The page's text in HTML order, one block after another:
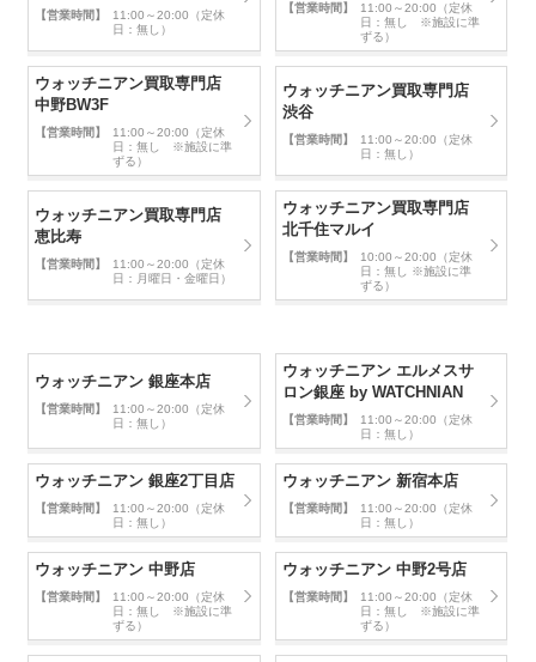
【営業時間】
11:00～20:00（定休
日：無し）
【営業時間】
11:00～20:00（定休
日：無し ※施設に準
ずる）
ウォッチニアン買取専門店
中野BW3F
【営業時間】
11:00～20:00（定休
日：無し ※施設に準
ずる）
ウォッチニアン買取専門店
渋谷
【営業時間】
11:00～20:00（定休
日：無し）
ウォッチニアン買取専門店
恵比寿
【営業時間】
11:00～20:00（定休
日：月曜日・金曜日）
ウォッチニアン買取専門店
北千住マルイ
【営業時間】
10:00～20:00（定休
日：無し ※施設に準
ずる）
ウォッチニアン 銀座本店
【営業時間】
11:00～20:00（定休
日：無し）
ウォッチニアン エルメスサ
ロン銀座 by WATCHNIAN
【営業時間】
11:00～20:00（定休
日：無し）
ウォッチニアン 銀座2丁目店
【営業時間】
11:00～20:00（定休
日：無し）
ウォッチニアン 新宿本店
【営業時間】
11:00～20:00（定休
日：無し）
ウォッチニアン 中野店
【営業時間】
11:00～20:00（定休
日：無し ※施設に準
ずる）
ウォッチニアン 中野2号店
【営業時間】
11:00～20:00（定休
日：無し ※施設に準
ずる）